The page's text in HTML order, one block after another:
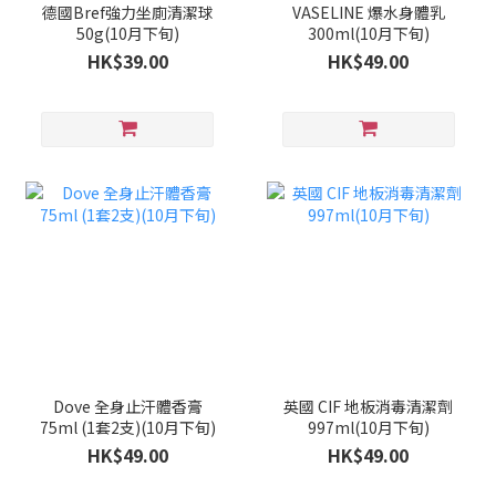
德國Bref強力坐廁清潔球
50g(10月下旬)
HK$39.00
VASELINE 爆水身體乳
300ml(10月下旬)
HK$49.00
Dove 全身止汗體香膏
75ml (1套2支)(10月下旬)
HK$49.00
英國 CIF 地板消毒清潔劑
997ml(10月下旬)
HK$49.00